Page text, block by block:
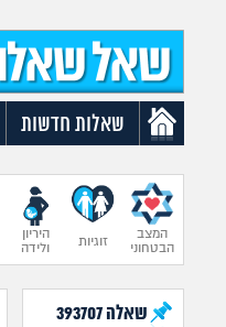
שאלות חדשות
המצב
הבטחוני
זוגיות
היריון
ולידה
שאלה393707